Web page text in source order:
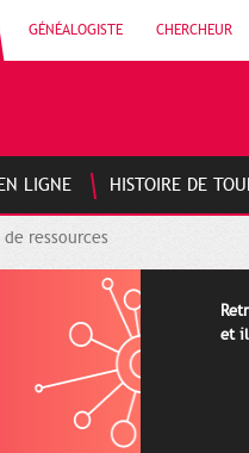
GÉNÉALOGISTE CHERCHEUR
LIGNE HISTOIRE DE
ressources
et